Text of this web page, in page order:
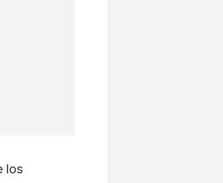
los